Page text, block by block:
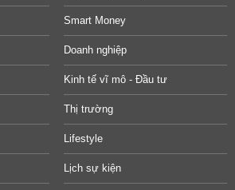
Smart Money
Doanh nghiệp
Kinh tế vĩ mô - Đầu tư
Thị trường
Lifestyle
Lịch sự kiện